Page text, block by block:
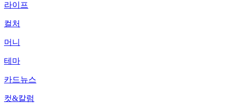
라이프
컬처
머니
테마
카드뉴스
컷&칼럼